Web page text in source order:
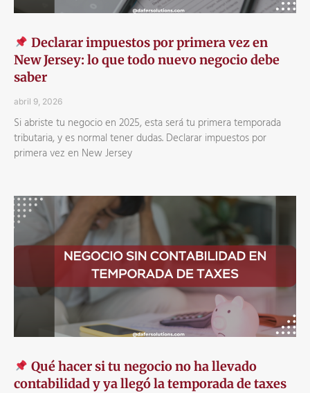
Declarar impuestos por primera vez en
New Jersey: lo que todo nuevo negocio debe
saber
abril 9, 2026
Si abriste tu negocio en 2025, esta será tu primera temporada
tributaria, y es normal tener dudas. Declarar impuestos por
primera vez en New Jersey
Qué hacer si tu negocio no ha llevado
contabilidad y ya llegó la temporada de taxes